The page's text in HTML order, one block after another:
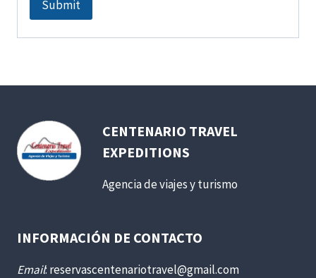
CENTENARIO TRAVEL
EXPEDITIONS
Agencia de viajes y turismo
INFORMACIÓN DE CONTACTO
Email: reservascentenariotravel@gmail.com